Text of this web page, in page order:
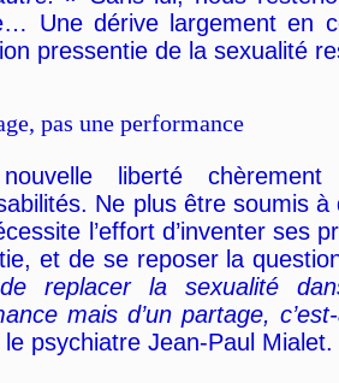
Une dérive largement en
pressentie de la sexualité
pas une performance
liberté
Ne plus être soumis
l’effort d’inventer ses
et de se reposer la
replacer la sexualité
mais d’un partage,
psychiatre Jean-Paul Mialet.